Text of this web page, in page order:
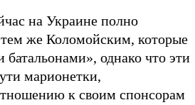
на Украине полно
же Коломойским, которые
однако что эти
марионетки,
к своим спонсорам